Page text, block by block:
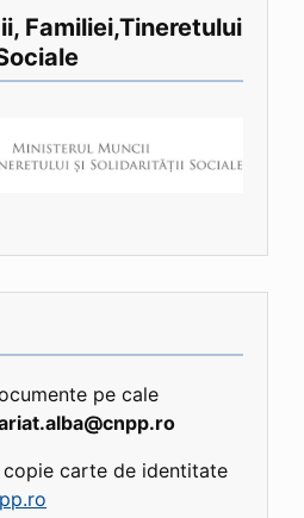
Familiei,Tineretului
pe cale
carte de identitate